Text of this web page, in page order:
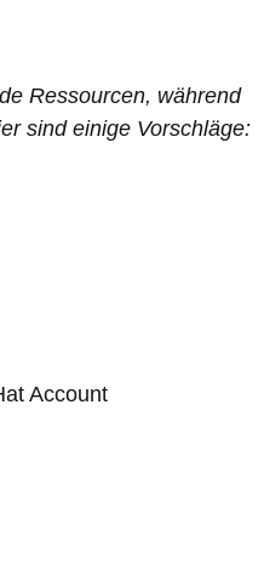
Ressourcen, während
sind einige Vorschläge:
Account